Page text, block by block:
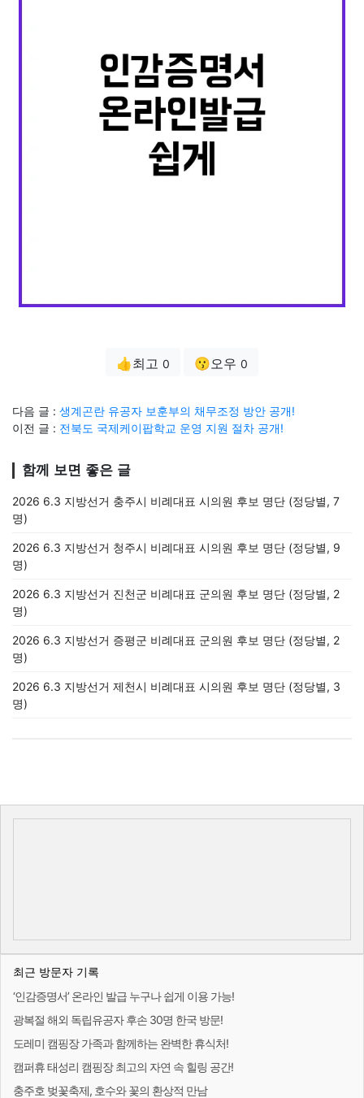
👍최고 0 😗오우 0
다음 글 : 생계곤란 유공자 보훈부의 채무조정 방안 공개!
이전 글 : 전북도 국제케이팝학교 운영 지원 절차 공개!
함께 보면 좋은 글
2026 6.3 지방선거 충주시 비례대표 시의원 후보 명단 (정당별, 7
명)
2026 6.3 지방선거 청주시 비례대표 시의원 후보 명단 (정당별, 9
명)
2026 6.3 지방선거 진천군 비례대표 군의원 후보 명단 (정당별, 2
명)
2026 6.3 지방선거 증평군 비례대표 군의원 후보 명단 (정당별, 2
명)
2026 6.3 지방선거 제천시 비례대표 시의원 후보 명단 (정당별, 3
명)
최근 방문자 기록
‘인감증명서’ 온라인 발급 누구나 쉽게 이용 가능!
광복절 해외 독립유공자 후손 30명 한국 방문!
도레미 캠핑장 가족과 함께하는 완벽한 휴식처!
캠퍼휴 태성리 캠핑장 최고의 자연 속 힐링 공간!
충주호 벚꽃축제, 호수와 꽃의 환상적 만남